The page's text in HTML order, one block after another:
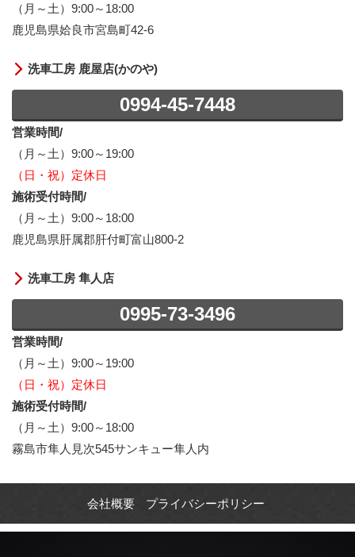
（月～土）9:00～18:00
鹿児島県姶良市宮島町42-6
洗車工房 鹿屋店(かのや)
0994-45-7448
営業時間/
（月～土）9:00～19:00
（日・祝）定休日
施術受付時間/
（月～土）9:00～18:00
鹿児島県肝属郡肝付町富山800-2
洗車工房 隼人店
0995-73-3496
営業時間/
（月～土）9:00～19:00
（日・祝）定休日
施術受付時間/
（月～土）9:00～18:00
霧島市隼人見次545サンキュー隼人内
会社概要 プライバシーポリシー